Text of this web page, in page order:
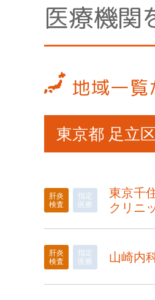
医療機関
地域一覧
東京都 足立区
肝炎
検査
指定
医療
東京千
クリニ
肝炎
検査
指定
医療
山崎内